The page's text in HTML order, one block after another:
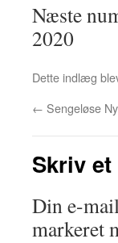
Næste
2020
Dette indlæg
← Sengeløse
Skriv
Din e-
markeret